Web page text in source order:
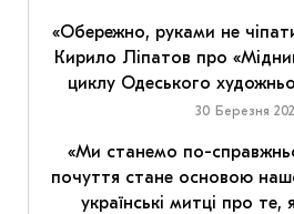
«Обережно, руками не
Кирило Ліпатов про
циклу Одеського
30 Березня
«Ми станемо по-
почуття стане основою
українські митці про те,